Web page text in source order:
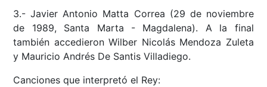
3.- Javier Antonio Matta Correa (29 de noviembre
de 1989, Santa Marta - Magdalena). A la final
también accedieron Wilber Nicolás Mendoza Zuleta
y Mauricio Andrés De Santis Villadiego.
Canciones que interpretó el Rey: